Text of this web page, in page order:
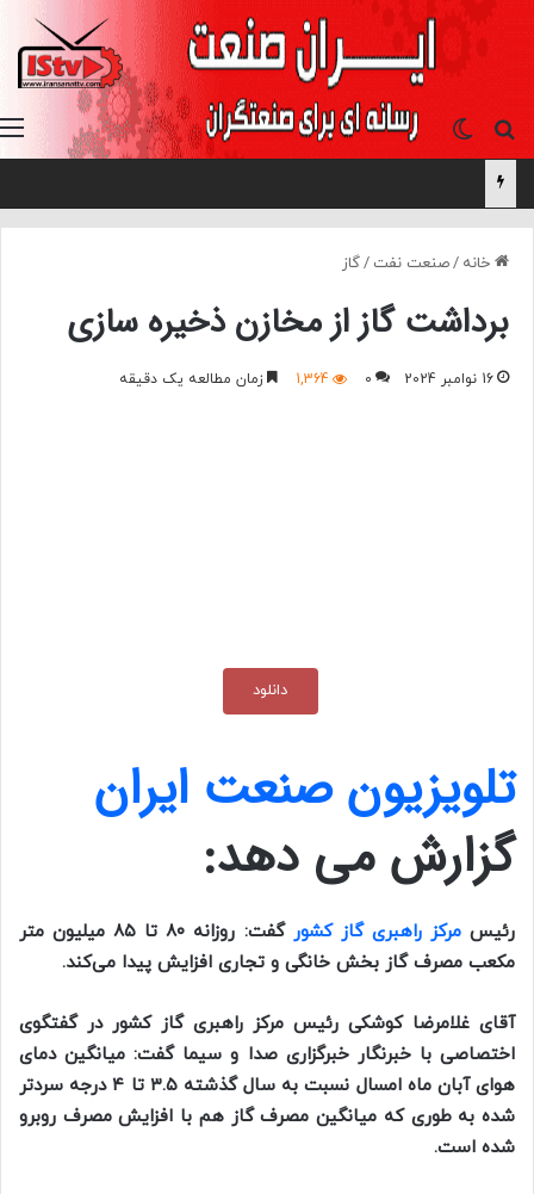
جستجو برایتغییر پوسته
خانه /صنعت نفت /گاز
برداشت گاز از مخازن ذخیره سازی
16 نوامبر 2024 0
1,364 زمان مطالعه یک دقیقه
دانلود
تلویزیون صنعت ایران
گزارش می دهد:
رئیسمرکز راهبری گاز کشور
گفت: روزانه ۸۰ تا ۸۵ میلیون متر
مکعب مصرف گاز بخش خانگی و تجاری افزایش پیدا می‌کند.
آقای غلامرضا کوشکی رئیس مرکز راهبری گاز کشور در گفتگوی
اختصاصی با خبرنگار خبرگزاری صدا و سیما گفت: میانگین دمای
هوای آبان ماه امسال نسبت به سال گذشته ۳.۵ تا ۴ درجه سرد‌تر
شده به طوری که میانگین مصرف گاز هم با افزایش مصرف روبرو
شده است.